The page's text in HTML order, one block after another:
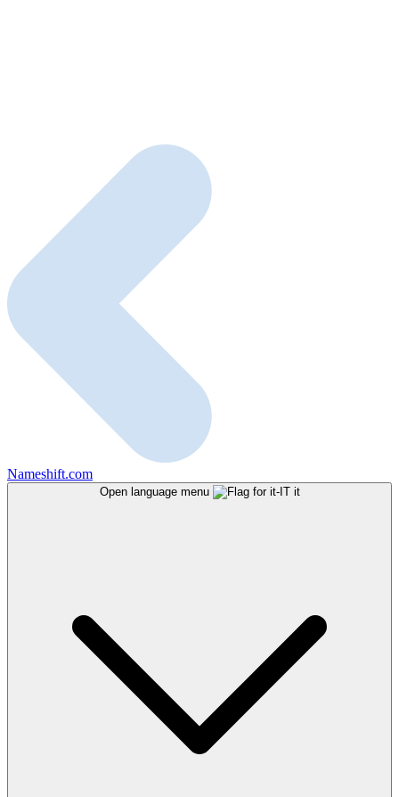
Nameshift.com
Open language menu it